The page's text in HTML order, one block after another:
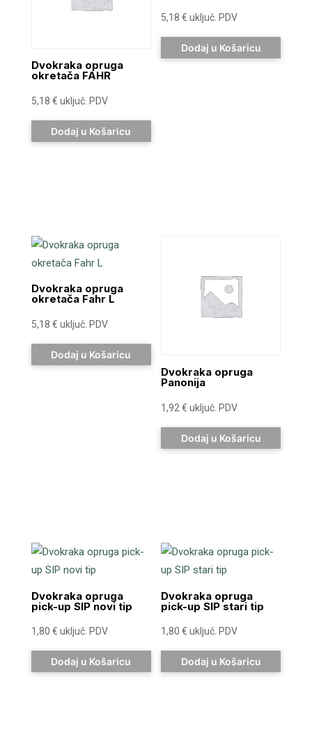
Dvokraka opruga
okretača FAHR
5,18 € uključ. PDV
Dodaj u Košaricu
5,18€ uključ. PDV
Dodaj u Košaricu
Dvokraka opruga
okretača Fahr L
5,18 € uključ. PDV
Dodaj u Košaricu
Dvokraka opruga
Panonija
1,92€ uključ. PDV
Dodaj u Košaricu
Dvokraka opruga
pick-up SIP novi tip
1,80 € uključ. PDV
Dodaj u Košaricu
Dvokraka opruga
pick-up SIP stari tip
1,80€ uključ. PDV
Dodaj u Košaricu